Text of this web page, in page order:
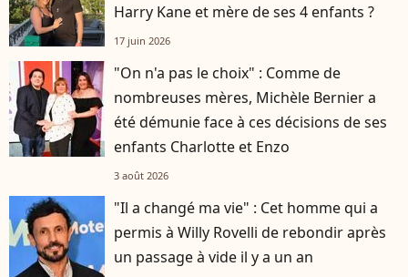
Harry Kane et mère de ses 4 enfants ?
17 juin 2026
"On n'a pas le choix" : Comme de
nombreuses mères, Michèle Bernier a
été démunie face à ces décisions de ses
enfants Charlotte et Enzo
3 août 2026
"Il a changé ma vie" : Cet homme qui a
permis à Willy Rovelli de rebondir après
un passage à vide il y a un an